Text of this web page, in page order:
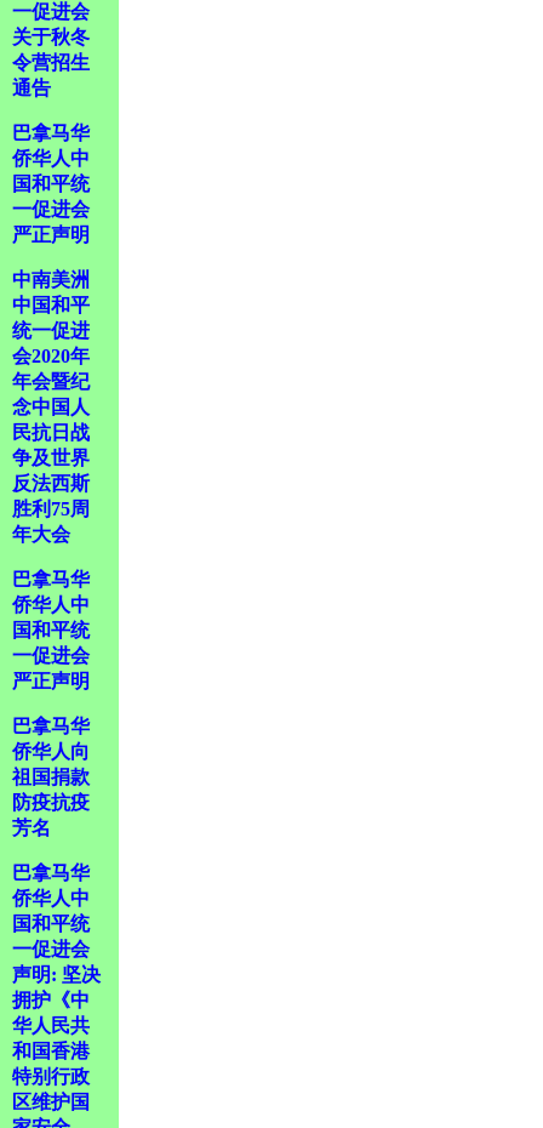
一促进会
关于秋冬
令营招生
通告
巴拿马华
侨华人中
国和平统
一促进会
严正声明
中南美洲
中国和平
统一促进
会2020年
年会暨纪
念中国人
民抗日战
争及世界
反法西斯
胜利75周
年大会
巴拿马华
侨华人中
国和平统
一促进会
严正声明
巴拿马华
侨华人向
祖国捐款
防疫抗疫
芳名
巴拿马华
侨华人中
国和平统
一促进会
声明: 坚决
拥护《中
华人民共
和国香港
特别行政
区维护国